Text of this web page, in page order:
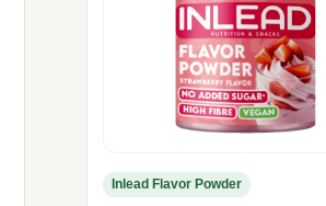
Inlead Flavor Powder